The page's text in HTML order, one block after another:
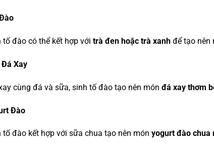
tố đào có thể kết hợp với trà đen hoặc trà xanhđể tạo nên
Xay
cùng đá và sữa, sinh tố đào tạo nên món đá xay thơm
Đào
tố đào kết hợp với sữa chua tạo nên món yogurt đào chua